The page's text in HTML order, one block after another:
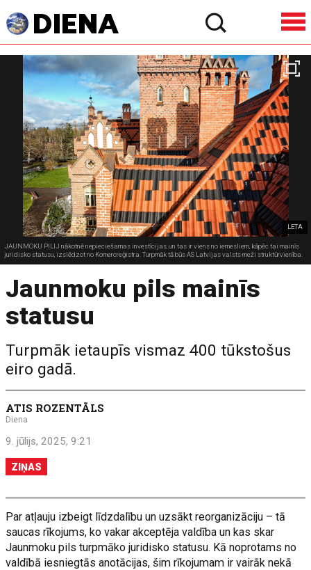
LETA
JAUNMOKU PILIJ nākotnē nepieciešamas investīcijas, un tas ir viens no iemesliem, kāpēc tai mainīs
juridisko statusu, izslēdzot no Komercreģistra. Turpmāk tā būs AS Latvijas valsts meži struktūrvienība.
Jaunmoku pils mainīs
statusu
Turpmāk ietaupīs vismaz 400 tūkstošus
eiro gadā.
ATIS ROZENTĀLS
Diena
9. jūlijs, 2025, 9:21
ZIŅAS
Par atļauju izbeigt līdzdalību un uzsākt reorganizāciju – tā
saucas rīkojums, ko vakar akceptēja valdība un kas skar
Jaunmoku pils turpmāko juridisko statusu. Kā noprotams no
valdībā iesniegtās anotācijas, šim rīkojumam ir vairāk nekā